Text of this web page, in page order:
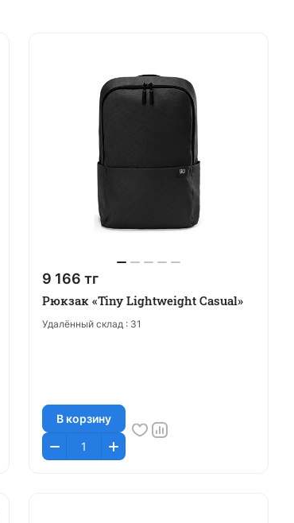
9 166 тг
Рюкзак «Tiny Lightweight Casual»
Удалённый склад : 31
В корзину